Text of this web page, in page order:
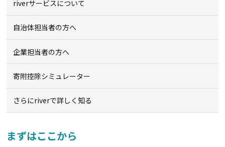
riverサービスについて
自治体担当者の方へ
企業担当者の方へ
寄附控除シミュレーター
さらにriverで詳しく知る
まずはここから